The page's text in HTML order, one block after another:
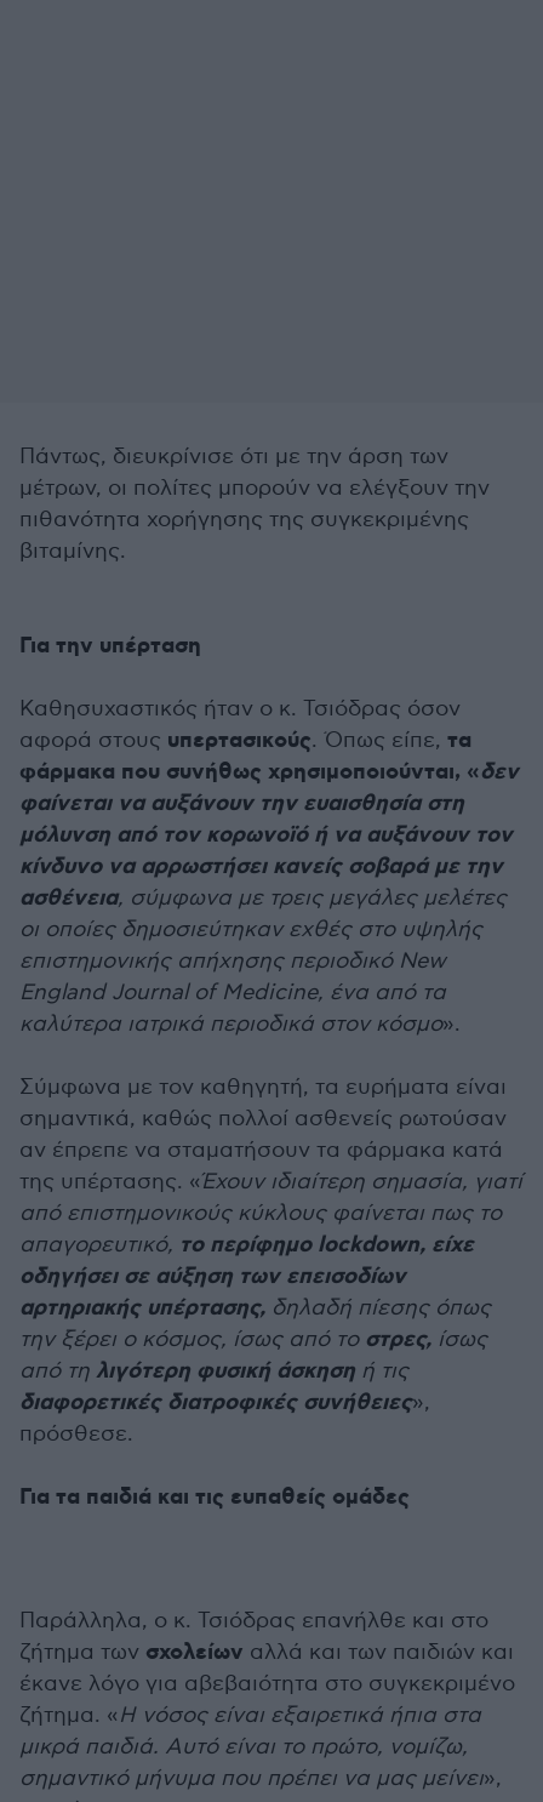
Πάντως, διευκρίνισε ότι με την άρση των
μέτρων, οι πολίτες μπορούν να ελέγξουν την
πιθανότητα χορήγησης της συγκεκριμένης
βιταμίνης.
Για την υπέρταση
Καθησυχαστικός ήταν ο κ. Τσιόδρας όσον
αφορά στους υπερτασικούς. Όπως είπε, τα
φάρμακα που συνήθως χρησιμοποιούνται, «δεν
φαίνεται να αυξάνουν την ευαισθησία στη
μόλυνση από τον κορωνοϊό ή να αυξάνουν τον
κίνδυνο να αρρωστήσει κανείς σοβαρά με την
ασθένεια, σύμφωνα με τρεις μεγάλες μελέτες
οι οποίες δημοσιεύτηκαν εχθές στο υψηλής
επιστημονικής απήχησης περιοδικό New
England Journal of Medicine, ένα από τα
καλύτερα ιατρικά περιοδικά στον κόσμο».
Σύμφωνα με τον καθηγητή, τα ευρήματα είναι
σημαντικά, καθώς πολλοί ασθενείς ρωτούσαν
αν έπρεπε να σταματήσουν τα φάρμακα κατά
της υπέρτασης. «Έχουν ιδιαίτερη σημασία, γιατί
από επιστημονικούς κύκλους φαίνεται πως το
απαγορευτικό, το περίφημο lockdown, είχε
οδηγήσει σε αύξηση των επεισοδίων
αρτηριακής υπέρτασης, δηλαδή πίεσης όπως
την ξέρει ο κόσμος, ίσως από το στρες, ίσως
από τη λιγότερη φυσική άσκηση ή τις
διαφορετικές διατροφικές συνήθειες»,
πρόσθεσε.
Για τα παιδιά και τις ευπαθείς ομάδες
Παράλληλα, ο κ. Τσιόδρας επανήλθε και στο
ζήτημα των σχολείων αλλά και των παιδιών και
έκανε λόγο για αβεβαιότητα στο συγκεκριμένο
ζήτημα. «Η νόσος είναι εξαιρετικά ήπια στα
μικρά παιδιά. Αυτό είναι το πρώτο, νομίζω,
σημαντικό μήνυμα που πρέπει να μας μείνει»,